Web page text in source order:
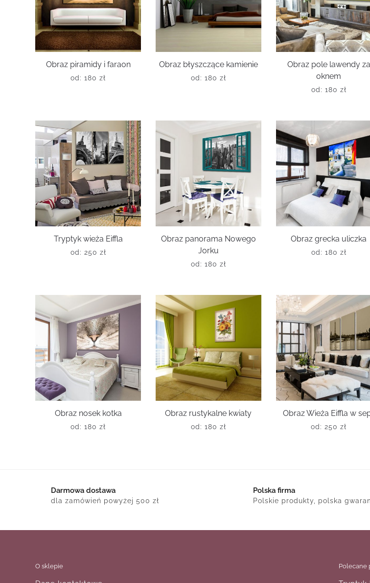
Obraz piramidy i faraon
od: 180 zł
Obraz błyszczące kamienie
od: 180 zł
Obraz pole lawendy za
oknem
od: 180 zł
Tryptyk wieża Eiffla
od: 250 zł
Obraz panorama Nowego
Jorku
od: 180 zł
Obraz grecka uliczka
od: 180 zł
Obraz nosek kotka
od: 180 zł
Obraz rustykalne kwiaty
od: 180 zł
Obraz Wieża Eiffla w
od: 250zł
Darmowa dostawa
dla zamówień powyżej 500 zł
Polska firma
Polskie produkty, polska
O sklepie Polecane